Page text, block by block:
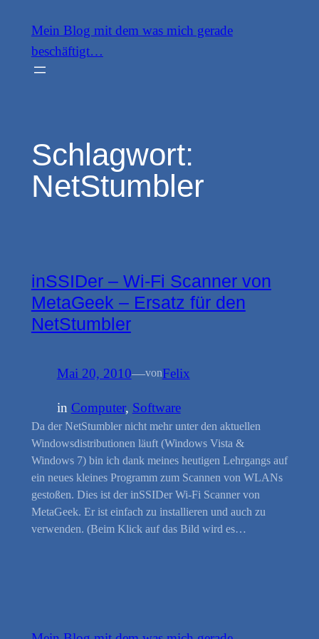
Inhalt
springen
Mein Blog mit dem was mich gerade
beschäftigt…
Schlagwort:
NetStumbler
inSSIDer – Wi-Fi Scanner von
MetaGeek – Ersatz für den
NetStumbler
Mai 20, 2010—vonFelix
in Computer, Software
Da der NetStumbler nicht mehr unter den aktuellen
Windowsdistributionen läuft (Windows Vista &
Windows 7) bin ich dank meines heutigen Lehrgangs auf
ein neues kleines Programm zum Scannen von WLANs
gestoßen. Dies ist der inSSIDer Wi-Fi Scanner von
MetaGeek. Er ist einfach zu installieren und auch zu
verwenden. (Beim Klick auf das Bild wird es…